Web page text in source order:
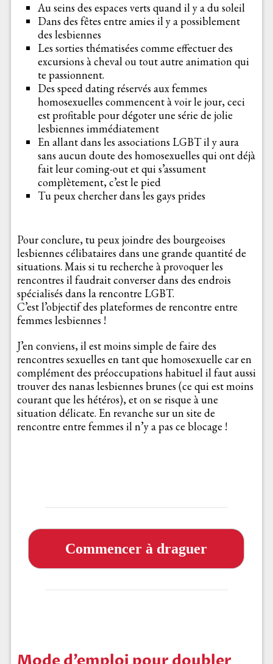
Au seins des espaces verts quand il y a du soleil
Dans des fêtes entre amies il y a possiblement
des lesbiennes
Les sorties thématisées comme effectuer des
excursions à cheval ou tout autre animation qui
te passionnent.
Des speed dating réservés aux femmes
homosexuelles commencent à voir le jour, ceci
est profitable pour dégoter une série de jolie
lesbiennes immédiatement
En allant dans les associations LGBT il y aura
sans aucun doute des homosexuelles qui ont déjà
fait leur coming-out et qui s’assument
complètement, c’est le pied
Tu peux chercher dans les gays prides
Pour conclure, tu peux joindre des bourgeoises
lesbiennes célibataires dans une grande quantité de
situations. Mais si tu recherche à provoquer les
rencontres il faudrait converser dans des endrois
spécialisés dans la rencontre LGBT.
C’est l’objectif des plateformes de rencontre entre
femmes lesbiennes !
J’en conviens, il est moins simple de faire des
rencontres sexuelles en tant que homosexuelle car en
complément des préoccupations habituel il faut aussi
trouver des nanas lesbiennes brunes (ce qui est moins
courant que les hétéros), et on se risque à une
situation délicate. En revanche sur un site de
rencontre entre femmes il n’y a pas ce blocage !
Commencer à draguer